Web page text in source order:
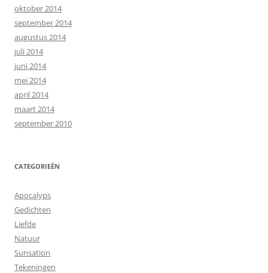
oktober 2014
september 2014
augustus 2014
juli 2014
juni 2014
mei 2014
april 2014
maart 2014
september 2010
CATEGORIEËN
Apocalyps
Gedichten
Liefde
Natuur
Sunsation
Tekeningen